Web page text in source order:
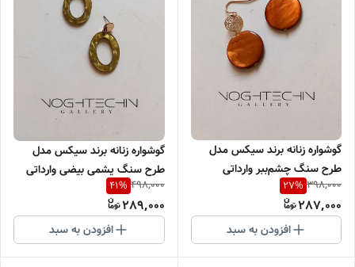
گوشواره زنانه برند سیکس مدل
طرح سنگ چشم‌ببر وارداتی
398,000
27%
287,000
افزودن به سبد
گوشواره زنانه برند سیکس مدل
طرح سنگ یشمی بیضی وارداتی
498,000
41%
289,000
افزودن به سبد